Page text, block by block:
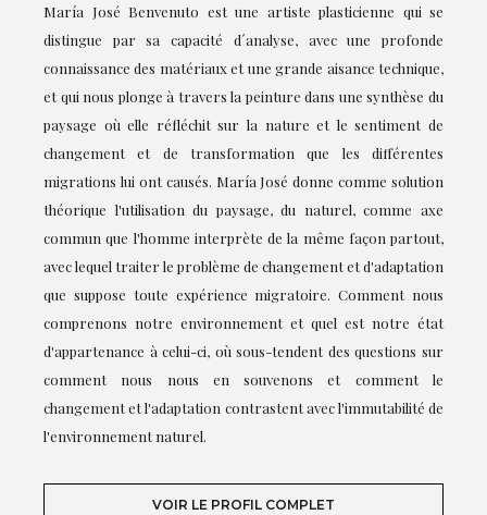
María José Benvenuto est une artiste plasticienne qui se
distingue par sa capacité d´analyse, avec une profonde
connaissance des matériaux et une grande aisance technique,
et qui nous plonge à travers la peinture dans une synthèse du
paysage où elle réfléchit sur la nature et le sentiment de
changement et de transformation que les différentes
migrations lui ont causés. María José donne comme solution
théorique l'utilisation du paysage, du naturel, comme axe
commun que l'homme interprète de la même façon partout,
avec lequel traiter le problème de changement et d'adaptation
que suppose toute expérience migratoire. Comment nous
comprenons notre environnement et quel est notre état
d'appartenance à celui-ci, où sous-tendent des questions sur
comment nous nous en souvenons et comment le
changement et l'adaptation contrastent avec l'immutabilité de
l'environnement naturel.
VOIR LE PROFIL COMPLET